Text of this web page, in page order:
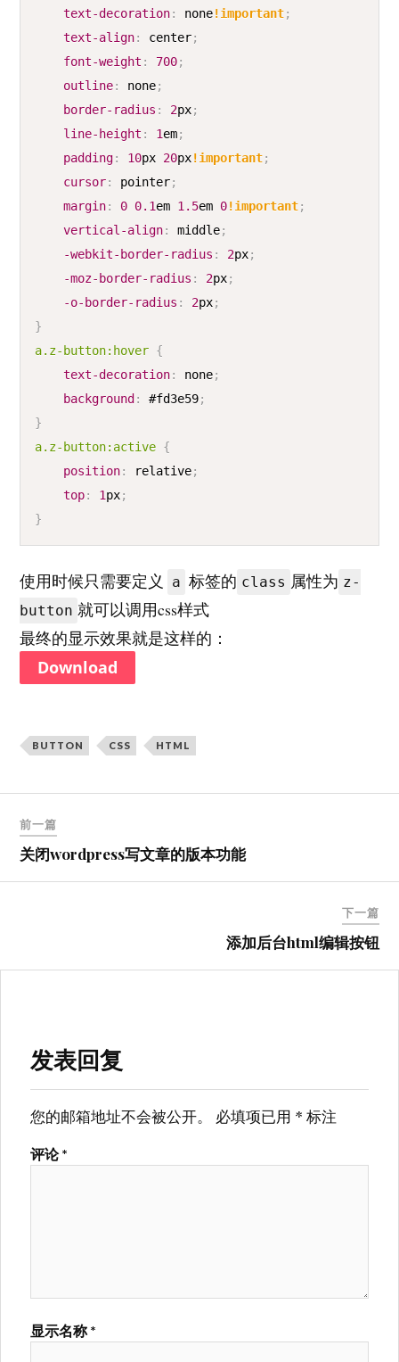
text-decoration: none!important;
text-align: center;
font-weight : 700;
outline: none;
border-radius : 2px;
line-height : 1em;
padding: 10px 20px!important;
cursor: pointer;
margin: 0 0.1em 1.5em 0!important;
vertical-align: middle;
-webkit-border-radius : 2px;
-moz-border-radius : 2px;
-o-border-radius : 2px;
}
a.z-button:hover {
text-decoration: none;
background : #fd3e59;
}
a.z-button:active {
position: relative;
top: 1px;
}
使用时候只需要定义 a 标签的 class 属性为 z-
button 就可以调用css样式
最终的显示效果就是这样的：
Download
BUTTON CSS HTML
章
导
前一篇
关闭wordpress写文章的版本功能
下一篇
添加后台html编辑按钮
发表回复
您的邮箱地址不会被公开。 必填项已用 * 标注
评论*
显示名称 *